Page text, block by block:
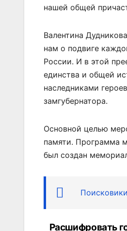
нашей общей
Валентина
нам о подвиге
России. И в этой
единства и общей
наследниками
замгубернатора.
Основной целью
памяти. Программа
был создан
Расшифровать